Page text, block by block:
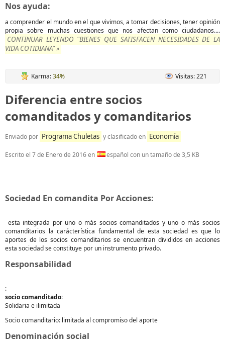
Nos ayuda:
a comprender el mundo en el que vivimos, a tomar decisiones, tener opinión
propia sobre muchas cuestiones que nos afectan como ciudadanos....
CONTINUAR LEYENDO "BIENES QUE SATISFACEN NECESIDADES DE LA
VIDA COTIDIANA" »
Karma:34% Visitas: 221
Diferencia entre socios
comanditados y comanditarios
Enviado por Programa Chuletas y clasificado en Economía
Escrito el 7 de Enero de 2016en español con un tamaño de 3,5 KB
Sociedad En comandita Por Acciones:
esta integrada por uno o más socios comanditados y uno o más socios
comanditarios la carácterística fundamental de esta sociedad es que lo
aportes de los socios comanditarios se encuentran divididos en acciones
esta sociedad se constituye por un instrumento privado.
Responsabilidad
:
sociocomanditado:
Solidaria e ilimitada
Socio comanditario: limitada al compromiso del aporte
Denominación social